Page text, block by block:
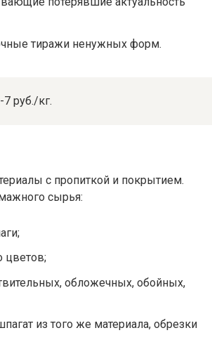
тиражи ненужных форм.
руб./кг.
с пропиткой и покрытием.
сырья:
цветов;
обложечных, обойных,
из того же материала, обрезки